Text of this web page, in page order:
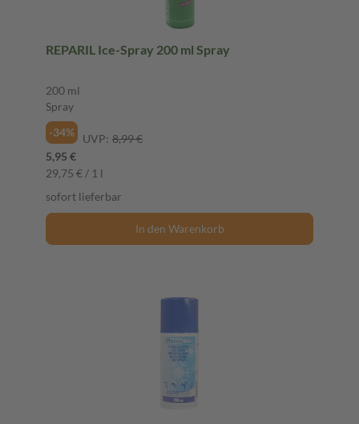
REPARIL Ice-Spray 200 ml Spray
200 ml
Spray
-34%
UVP: 8,99 €
5,95 €
29,75 € / 1 l
sofort lieferbar
In den Warenkorb